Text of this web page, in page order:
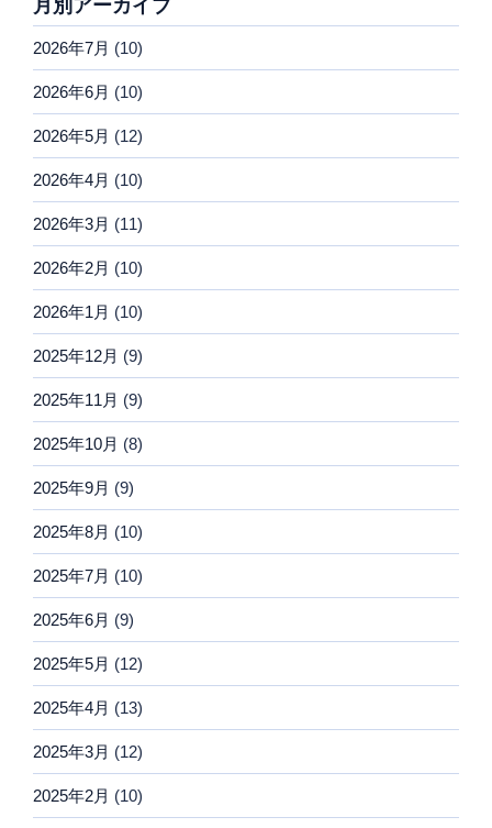
月別アーカイブ
2026年7月 (10)
2026年6月 (10)
2026年5月 (12)
2026年4月 (10)
2026年3月 (11)
2026年2月 (10)
2026年1月 (10)
2025年12月 (9)
2025年11月 (9)
2025年10月 (8)
2025年9月 (9)
2025年8月 (10)
2025年7月 (10)
2025年6月 (9)
2025年5月 (12)
2025年4月 (13)
2025年3月 (12)
2025年2月 (10)